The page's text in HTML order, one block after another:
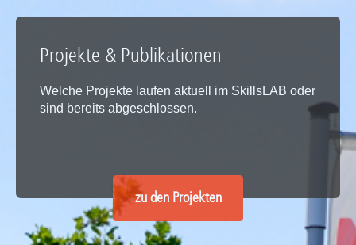
Projekte & Publikationen
Welche Projekte laufen aktuell im SkillsLAB oder
sind bereits abgeschlossen.
zu den Projekten